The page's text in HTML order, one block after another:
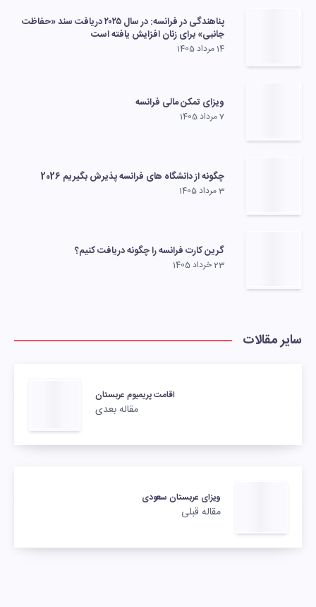
پناهندگی در فرانسه: در سال ۲۰۲۵ دریافت سند «حفاظت
جانبی» برای زنان افزایش یافته است
14 مرداد 1405
ویزای تمکن مالی فرانسه
7 مرداد 1405
چگونه از دانشگاه های فرانسه پذیرش بگیریم 2026
3 مرداد 1405
گرین کارت فرانسه را چگونه دریافت کنیم؟
23 خرداد 1405
سایر مقالات
اقامت پریمیوم عربستان
مقاله بعدی
ویزای عربستان سعودی
مقاله قبلی